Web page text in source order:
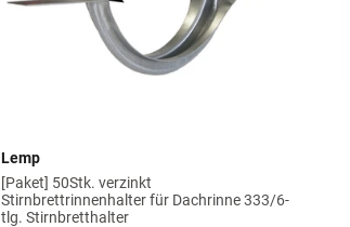
Lemp
[Paket] 50Stk. verzinkt
Stirnbrettrinnenhalter für Dachrinne 333/6-
tlg. Stirnbretthalter